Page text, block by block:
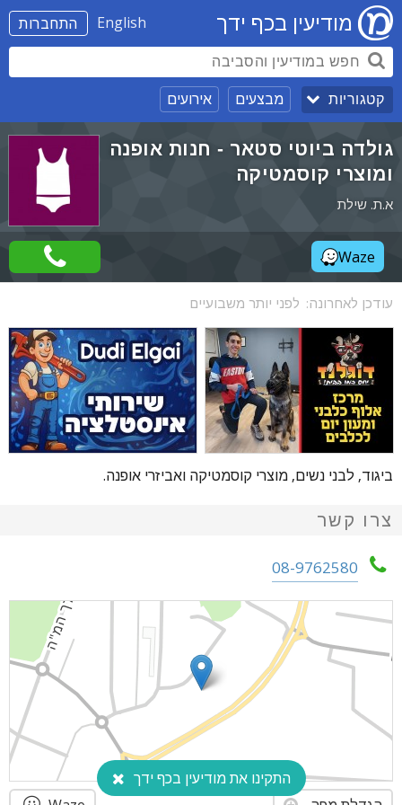
התחברות English מודיעין בכף ידך
קטגוריות מבצעים אירועים
גולדה ביוטי סטאר - חנות אופנה
ומוצרי קוסמטיקה
א.ת. שילת
Waze
עודכן לאחרונה: לפני יותר משבועיים
ביגוד, לבני נשים, מוצרי קוסמטיקה ואביזרי אופנה.
צרו קשר
08-9762580
התקינו את מודיעין בכף ידך